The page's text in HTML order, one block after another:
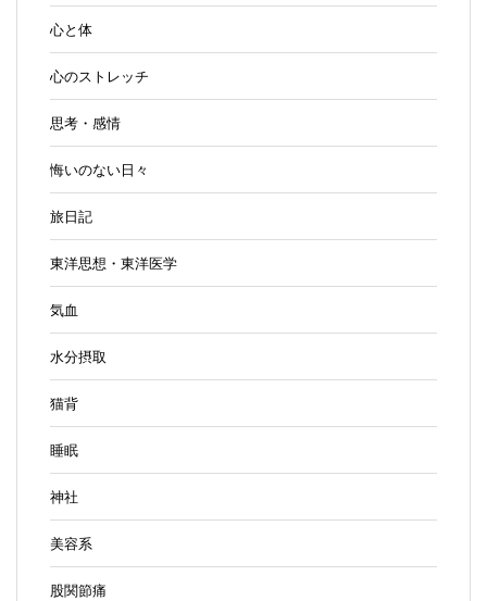
心と体
心のストレッチ
思考・感情
悔いのない日々
旅日記
東洋思想・東洋医学
気血
水分摂取
猫背
睡眠
神社
美容系
股関節痛